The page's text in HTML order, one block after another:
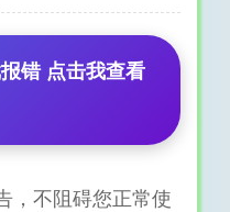
错 点击我查看
，不阻碍您正常使